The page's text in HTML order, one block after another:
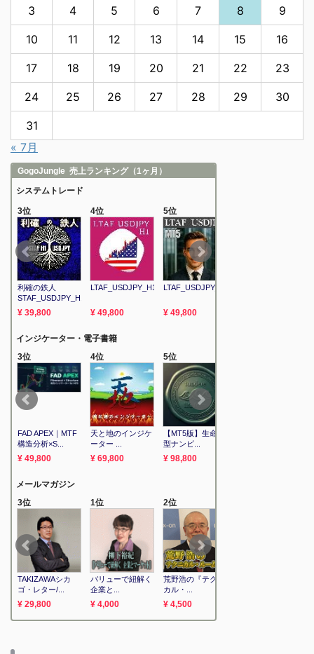
3 4 5 6 7 8 9
10 11 12 13 14 15 16
17 18 19 20 21 22 23
24 25 26 27 28 29 30
31
« 7月